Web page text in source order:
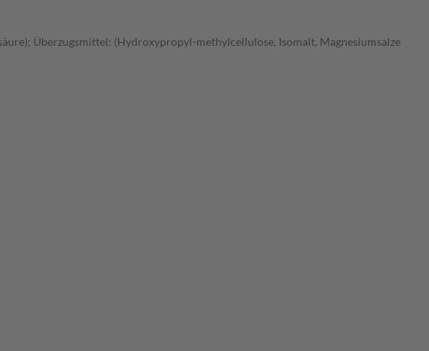
Überzugsmittel: (Hydroxypropyl-methylcellulose, Isomalt, Magnesiumsalze